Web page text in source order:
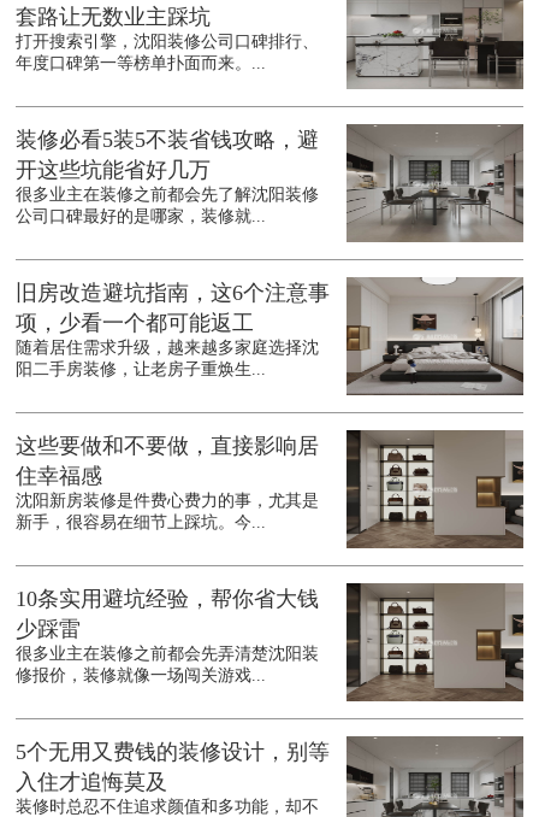
套路让无数业主踩坑
打开搜索引擎，沈阳装修公司口碑排行、
年度口碑第一等榜单扑面而来。...
装修必看5装5不装省钱攻略，避
开这些坑能省好几万
很多业主在装修之前都会先了解沈阳装修
公司口碑最好的是哪家，装修就...
旧房改造避坑指南，这6个注意事
项，少看一个都可能返工
随着居住需求升级，越来越多家庭选择沈
阳二手房装修，让老房子重焕生...
这些要做和不要做，直接影响居
住幸福感
沈阳新房装修是件费心费力的事，尤其是
新手，很容易在细节上踩坑。今...
10条实用避坑经验，帮你省大钱
少踩雷
很多业主在装修之前都会先弄清楚沈阳装
修报价，装修就像一场闯关游戏...
5个无用又费钱的装修设计，别等
入住才追悔莫及
装修时总忍不住追求颜值和多功能，却不